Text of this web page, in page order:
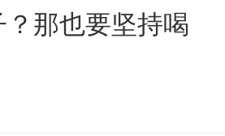
”之美誉。
方美丽的大学”，
那也要坚持喝